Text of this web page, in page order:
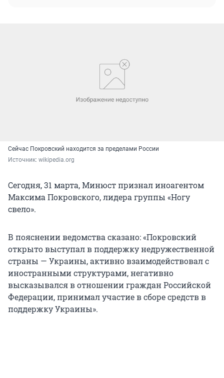
Сейчас Покровский находится за пределами России
Источник: wikipedia.org
Сегодня, 31 марта, Минюст признал иноагентом
Максима Покровского, лидера группы «Ногу
свело».
В пояснении ведомства сказано: «Покровский
открыто выступал в поддержку недружественной
страны — Украины, активно взаимодействовал с
иностранными структурами, негативно
высказывался в отношении граждан Российской
Федерации, принимал участие в сборе средств в
поддержку Украины».